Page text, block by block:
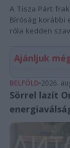
A Tisza Párt
Bíróság korábbi
róla kedden
Ajánljuk
BELFÖLD 2026.
Sörrel lazít